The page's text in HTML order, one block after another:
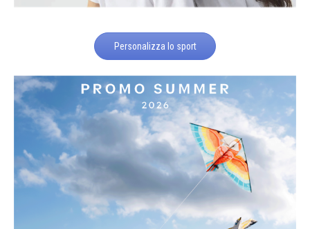
Personalizza lo sport